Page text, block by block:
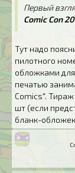
Первый
Comic Con
Тут надо
пилотного
обложками для
печатью
Comics".
шт (если
бланк-